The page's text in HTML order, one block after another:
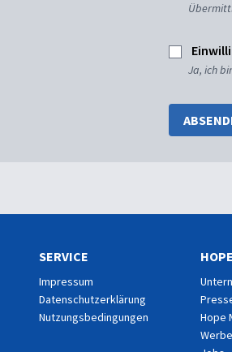
Ja, ich
SERVICE
Impressum
Datenschutzerklärung
Nutzungsbedingungen
Hope